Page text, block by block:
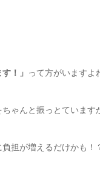
！」 って方がいますよ
ゃんと振っとています
担が増えるだけかも！